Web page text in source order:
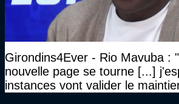
Girondins4Ever - Rio Mavuba :
nouvelle page se tourne [...]
instances vont valider le